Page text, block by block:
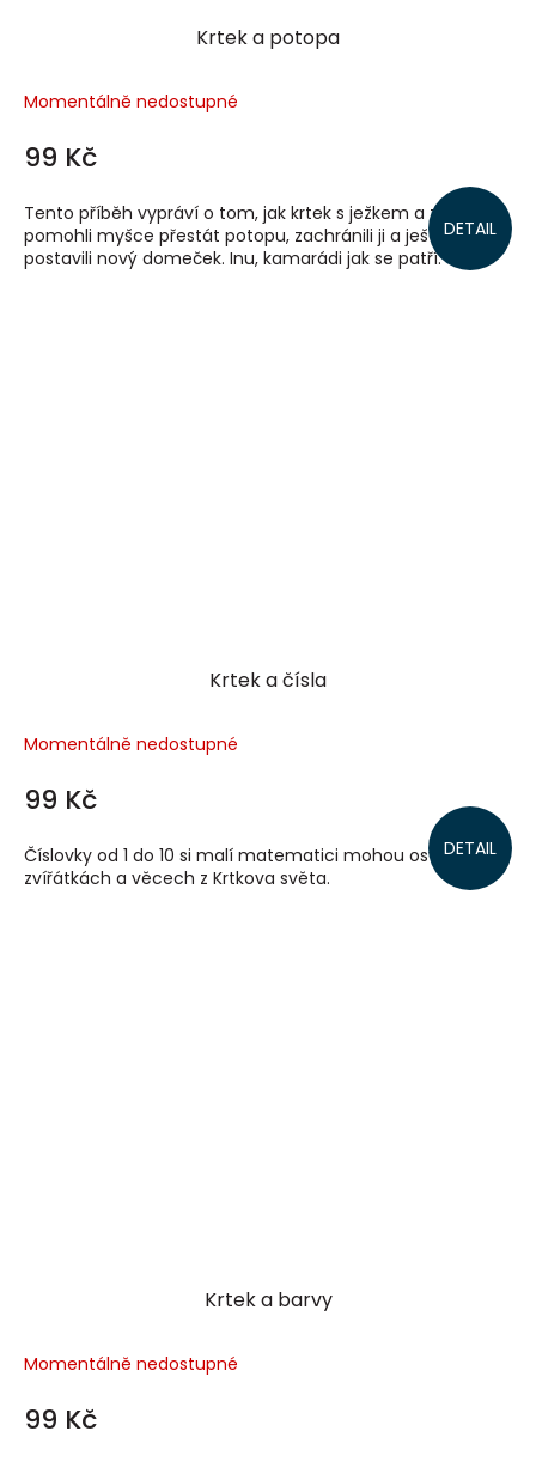
Krtek a potopa
Momentálně nedostupné
99 Kč
DETAIL
Tento příběh vypráví o tom, jak krtek s ježkem a zajíčkem
pomohli myšce přestát potopu, zachránili ji a ještě
postavili nový domeček. Inu, kamarádi jak se patří.
Krtek a čísla
Momentálně nedostupné
99 Kč
DETAIL
Číslovky od 1 do 10 si malí matematici mohou osvojit na
zvířátkách a věcech z Krtkova světa.
Krtek a barvy
Momentálně nedostupné
99 Kč